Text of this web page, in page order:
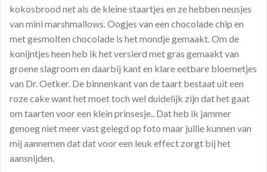
kokosbrood net als de kleine staartjes en ze hebben neusjes
van mini marshmallows. Oogjes van een chocolade chip en
met gesmolten chocolade is het mondje gemaakt. Om de
konijntjes heen heb ik het versierd met gras gemaakt van
groene slagroom en daarbij kant en klare eetbare bloemetjes
van Dr. Oetker. De binnenkant van de taart bestaat uit een
roze cake want het moet toch wel duidelijk zijn dat het gaat
om taarten voor een klein prinsesje.. Dat heb ik jammer
genoeg niet meer vast gelegd op foto maar jullie kunnen van
mij aannemen dat dat voor een leuk effect zorgt bij het
aansnijden.